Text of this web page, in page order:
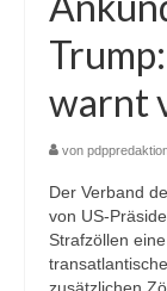
warnt
von
Der Verband
von US-
Strafzöllen
zusätzlichen